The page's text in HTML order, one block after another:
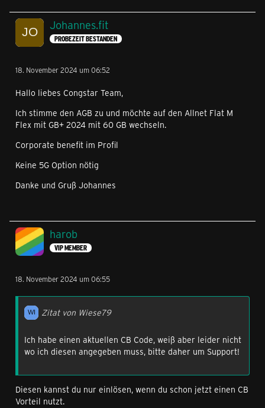
Johannes.fit
PROBEZEIT BESTANDEN
18. November 2024 um 06:52
Hallo liebes Congstar Team,
Ich stimme den AGB zu und möchte auf den Allnet Flat M
Flex mit GB+ 2024 mit 60 GB wechseln.
Corporate benefit im Profil
Keine 5G Option nötig
Danke und Gruß Johannes
harob
VIP MEMBER
18. November 2024 um 06:55
Zitat von Wiese79
Ich habe einen aktuellen CB Code, weiß aber leider nicht
wo ich diesen angegeben muss, bitte daher um Support!
Diesen kannst du nur einlösen, wenn du schon jetzt einen CB
Vorteil nutzt.